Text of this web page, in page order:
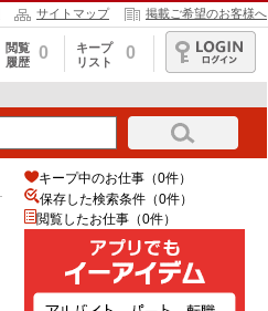
サイトマップ 掲載ご希望のお客様へ
閲覧
履歴
0
キープ
リスト
0
ログイン
キープ中のお仕事（0件）
保存した検索条件（0件）
閲覧したお仕事（0件）